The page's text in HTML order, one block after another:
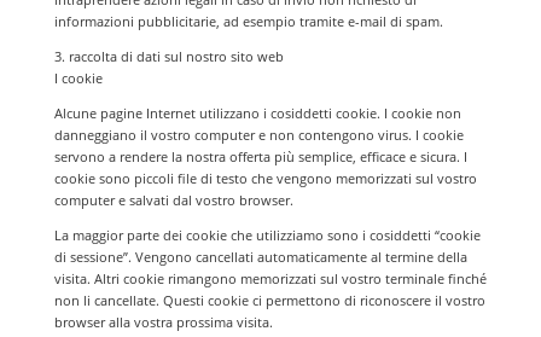
informazioni pubblicitarie, ad esempio tramite e-mail di spam.
3. raccolta di dati sul nostro sito web
I cookie
Alcune pagine Internet utilizzano i cosiddetti cookie. I cookie non
danneggiano il vostro computer e non contengono virus. I cookie
servono a rendere la nostra offerta più semplice, efficace e sicura. I
cookie sono piccoli file di testo che vengono memorizzati sul vostro
computer e salvati dal vostro browser.
La maggior parte dei cookie che utilizziamo sono i cosiddetti “cookie
di sessione”. Vengono cancellati automaticamente al termine della
visita. Altri cookie rimangono memorizzati sul vostro terminale finché
non li cancellate. Questi cookie ci permettono di riconoscere il vostro
browser alla vostra prossima visita.